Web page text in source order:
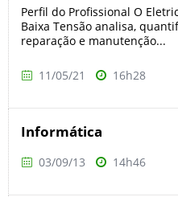
Perfil do Profissional O
Baixa Tensão analisa,
reparação e manutenção...
11/05/21 16h28
Informática
03/09/13 14h46